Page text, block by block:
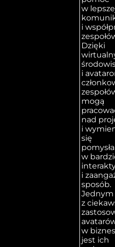
w
i
Dzięki
i
mogą
nad
i
się
w
i
sposób.
Jednym
z
w
jest ich